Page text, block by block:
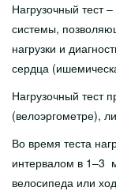
Vastuvõtule
Haiglasse
Lähedasele
Arstid
Нагрузочный тест
системы,
нагрузки и
сердца
Нагрузочный тест
(велоэргометре),
Во время теста
интервалом в 1–3
велосипеда или